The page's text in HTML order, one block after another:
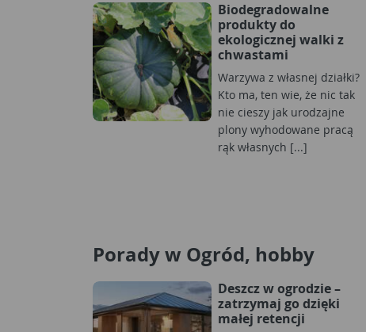
Biodegradowalne
produkty do
ekologicznej walki z
chwastami
Warzywa z własnej działki?
Kto ma, ten wie, że nic tak
nie cieszy jak urodzajne
plony wyhodowane pracą
rąk własnych [...]
Porady w Ogród, hobby
Deszcz w ogrodzie –
zatrzymaj go dzięki
małej retencji